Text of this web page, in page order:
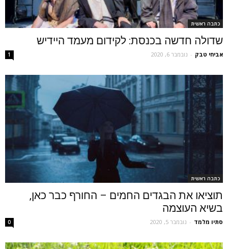
כתבה ראשית
שדולה חדשה בכנסת: לקידום מעמד היידיש
אביחי טבק - נובמבר 6, 2020 1
כתבה ראשית
תוציאו את הבגדים החמים – החורף כבר כאן,
בשיא העוצמה
סתיו מלמד - נובמבר 5, 2020 0